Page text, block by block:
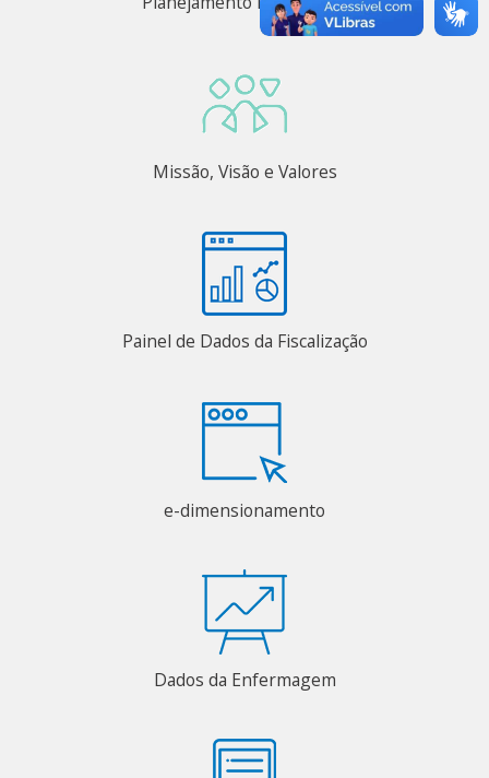
Missão, Visão e Valores
Painel de Dados da Fiscalização
e-dimensionamento
Dados da Enfermagem